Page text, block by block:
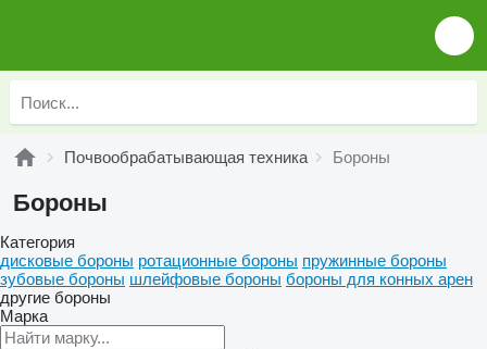
Почвообрабатывающая техника Бороны
Бороны
Категория
дисковые бороны ротационные бороны пружинные бороны
зубовые бороны шлейфовые бороны бороны для конных арен
другие бороны
Марка